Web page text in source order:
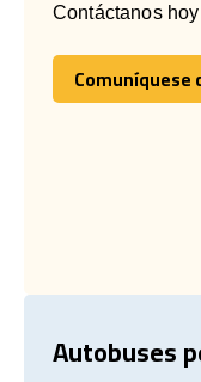
Contáctanos
Comuníquese
Comuníquese
Autobuses